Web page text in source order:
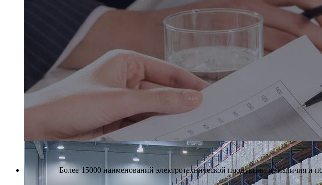
Более 15000 наименований электротехнической продукции из наличия и